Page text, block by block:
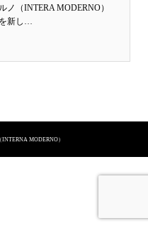
ノ（INTERA MODERNO）
新し…
MODERNO）